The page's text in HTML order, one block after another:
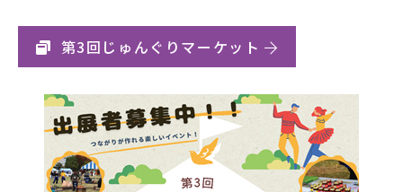
第3回じゅんぐりマーケット